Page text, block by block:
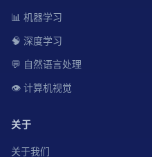
📊 机器学习
🧠 深度学习
💬 自然语言处理
👁️ 计算机视觉
关于
关于我们